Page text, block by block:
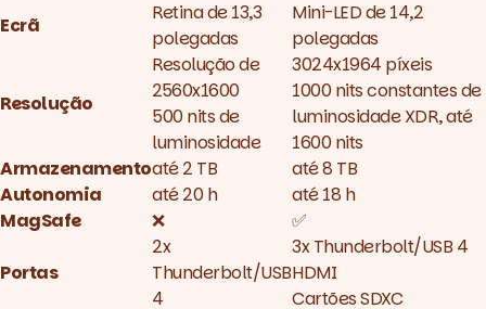
Ecrã
Retina de 13,3
polegadas
Mini-LED de 14,2
polegadas
Resolução
Resolução de
2560x1600
500 nits de
luminosidade
3024x1964 píxeis
1000 nits constantes de
luminosidade XDR, até
1600 nits
Armazenamentoaté 2 TB
até 8 TB
Autonomia
até 20 h
até 18 h
MagSafe
❌ ✅
Portas
2x
Thunderbolt/USB
4
3x Thunderbolt/USB 4
HDMI
Cartões SDXC